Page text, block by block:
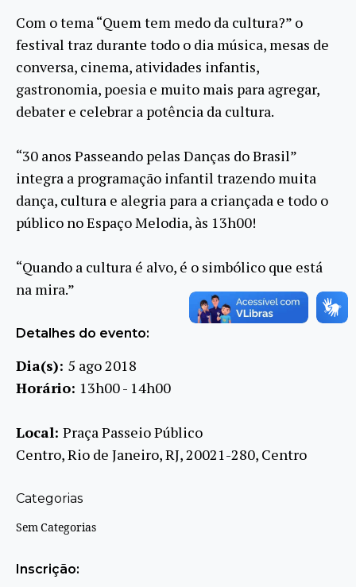
Com o tema “Quem tem medo da cultura?” o
festival traz durante todo o dia música, mesas de
conversa, cinema, atividades infantis,
gastronomia, poesia e muito mais para agregar,
debater e celebrar a potência da cultura.
“30 anos Passeando pelas Danças do Brasil”
integra a programação infantil trazendo muita
dança, cultura e alegria para a criançada e todo o
público no Espaço Melodia, às 13h00!
“Quando a cultura é alvo, é o simbólico que está
na mira.”
Detalhes do evento:
Dia(s): 5 ago 2018
Horário: 13h00 - 14h00
Local: Praça Passeio Público
Centro, Rio de Janeiro, RJ, 20021-280, Centro
Categorias
Sem Categorias
Inscrição: